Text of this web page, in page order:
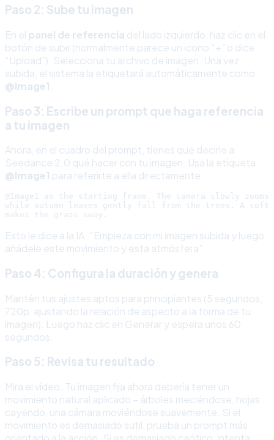
Paso 2: Sube tu imagen
En el panel de referencia del lado izquierdo, haz clic en el
botón de subir (normalmente parece un icono “+” o dice
“Upload”). Selecciona tu archivo de imagen. Una vez
subida, el sistema la etiquetará automáticamente como
@Image1
Paso 3: Escribe un prompt que haga referencia
a tu imagen
Ahora, en el cuadro del prompt, tienes que decirle a
Seedance 2.0 qué hacer con tu imagen. Usa la etiqueta
@Image1 para referirte a ella directamente:
@Image1 as the starting frame. The camera slowly
while autumn leaves gently fall from the trees. A soft
Esto le dice a la IA: “Empieza con mi imagen subida y luego
añádele este movimiento y esta atmósfera”.
Paso 4: Configura la duración y genera
Mantén tus ajustes aptos para principiantes (5 segundos,
720p, ajustando la relación de aspecto a la forma de tu
imagen). Luego haz clic en Generar y espera unos 60
segundos.
Paso 5: Revisa tu resultado
Mira el vídeo. Tu imagen fija ahora debería tener un
movimiento natural aplicado – árboles meciéndose, hojas
cayendo, una cámara moviéndose suavemente. Si el
movimiento es demasiado sutil, prueba un prompt más